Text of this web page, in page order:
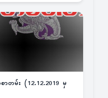
တမ်း (12.12.2019 မှ